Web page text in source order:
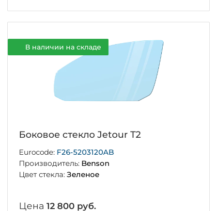
В наличии на складе
Боковое стекло Jetour T2
Eurocode: F26-5203120AB
Производитель: Benson
Цвет стекла: Зеленое
Цена 12 800 руб.